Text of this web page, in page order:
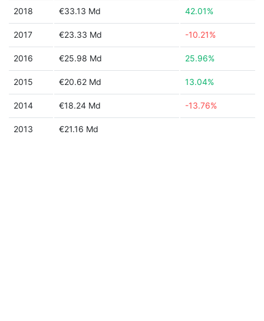
2018 €33.13 Md 42.01%
2017 €23.33 Md -10.21%
2016 €25.98 Md 25.96%
2015 €20.62 Md 13.04%
2014 €18.24 Md -13.76%
2013 €21.16 Md